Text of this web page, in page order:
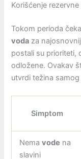
Korišćenje
Tokom perioda
voda za
postali su prioriteti,
odložene. Ovakav
utvrdi težina
Simptom
Nemavode na
slavini